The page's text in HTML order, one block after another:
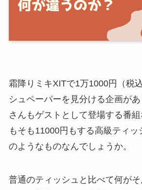
霜降りミキXITで1万1000円（税
シュペーパーを見分ける企画が
さんもゲストとして登場する番
もそも11000円もする高級ティ
のようなものなんでしょうか。
普通のティッシュと比べて何が